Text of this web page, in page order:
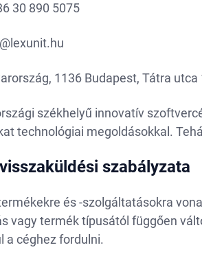
30 890 5075
1136 Budapest, Tátra utca
székhelyű innovatív
technológiai megoldásokkal.
szabályzata
és -szolgáltatásokra
vagy termék típusától függően
a céghez fordulni.